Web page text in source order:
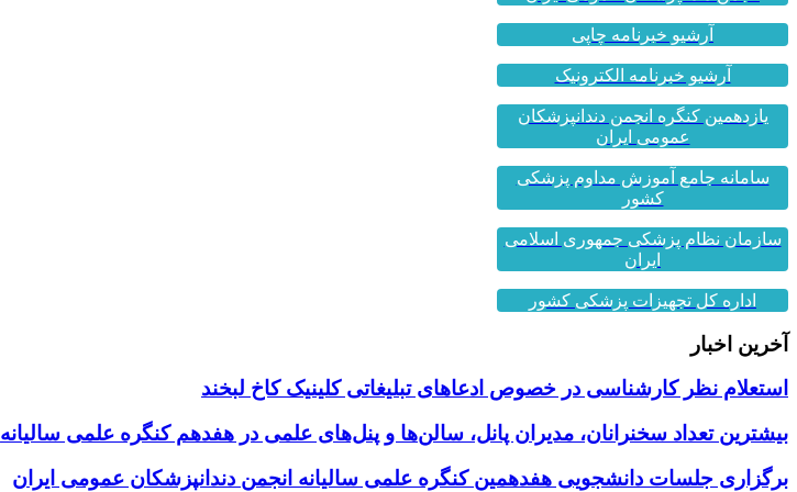
آرشیو خبرنامه چاپی
آرشیو خبرنامه الکترونیک
یازدهمین کنگره انجمن دندانپزشکان
عمومی ایران
سامانه جامع آموزش مداوم پزشکی
کشور
سازمان نظام پزشکی جمهوری اسلامی
ایران
اداره کل تجهیزات پزشکی کشور
آخرین اخبار
استعلام نظر کارشناسی در خصوص ادعاهای تبلیغاتی کلینیک کاخ لبخند
بیشترین تعداد سخنرانان، مدیران پانل، سالن‌ها و پنل‌های علمی در هفدهم کنگره علمی سالیانه
برگزاری جلسات دانشجویی هفدهمین کنگره علمی سالیانه انجمن دندانپزشکان عمومی ایران